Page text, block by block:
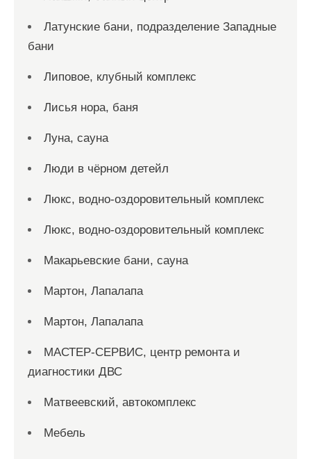
Латунские бани, подразделение Западные
бани
Липовое, клубный комплекс
Лисья нора, баня
Луна, сауна
Люди в чёрном детейл
Люкс, водно-оздоровительный комплекс
Люкс, водно-оздоровительный комплекс
Макарьевские бани, сауна
Мартон, Лапалапа
Мартон, Лапалапа
МАСТЕР-СЕРВИС, центр ремонта и
диагностики ДВС
Матвеевский, автокомплекс
Мебель